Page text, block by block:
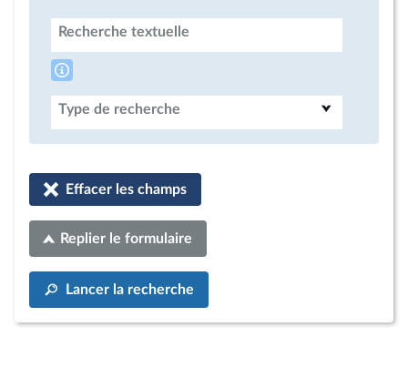
Recherche textuelle
Type de recherche
Effacer les champs
Replier le formulaire
Lancer la recherche